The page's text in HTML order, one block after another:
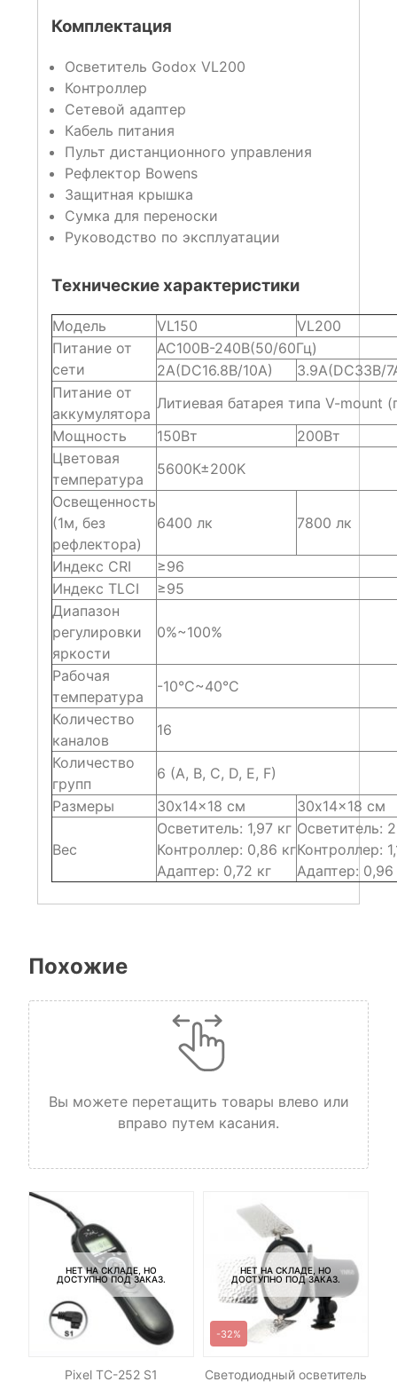
Комплектация
Осветитель Godox VL200
Контроллер
Сетевой адаптер
Кабель питания
Пульт дистанционного управления
Рефлектор Bowens
Защитная крышка
Сумка для переноски
Руководство по эксплуатации
Технические характеристики
Модель VL150
VL200
Питание от
сети
AC100В-240В(50/60Гц)
2А(DC16.8В/10А)
3.9А(DC33В/
Питание от
аккумулятора
Литиевая батарея типа V-mount
Мощность
150Вт
200Вт
Цветовая
температура
5600К±200K
Освещенность
(1м, без
рефлектора)
6400 лк 7800 лк
Индекс CRI
≥96
Индекс TLCI
≥95
Диапазон
регулировки
яркости
0%~100%
Рабочая
температура
-10°С~40°С
Количество
каналов
16
Количество
групп
6 (A, B, C, D, E, F)
Размеры
30х14×18 см 30х14×18 см
Вес
Осветитель: 1,97 кг
Контроллер: 0,86 кг
Адаптер: 0,72 кг
Осветитель:
Контроллер:
Адаптер: 0,96
Похожие
Вы можете перетащить товары влево или
вправо путем касания.
НЕТ НА СКЛАДЕ, НО
ДОСТУПНО ПОД ЗАКАЗ.
Pixel TC-252 S1
НЕТ НА СКЛАДЕ, НО
ДОСТУПНО ПОД ЗАКАЗ.
-32%
Светодиодный осветитель